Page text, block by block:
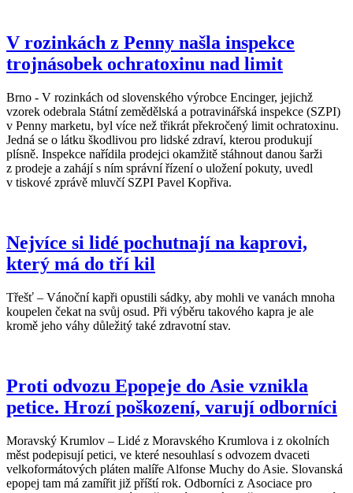
V rozinkách z Penny našla inspekce
trojnásobek ochratoxinu nad limit
Brno - V rozinkách od slovenského výrobce Encinger, jejichž
vzorek odebrala Státní zemědělská a potravinářská inspekce (SZPI)
v Penny marketu, byl více než třikrát překročený limit ochratoxinu.
Jedná se o látku škodlivou pro lidské zdraví, kterou produkují
plísně. Inspekce nařídila prodejci okamžitě stáhnout danou šarži
z prodeje a zahájí s ním správní řízení o uložení pokuty, uvedl
v tiskové zprávě mluvčí SZPI Pavel Kopřiva.
Nejvíce si lidé pochutnají na kaprovi,
který má do tří kil
Třešť – Vánoční kapři opustili sádky, aby mohli ve vanách mnoha
koupelen čekat na svůj osud. Při výběru takového kapra je ale
kromě jeho váhy důležitý také zdravotní stav.
Proti odvozu Epopeje do Asie vznikla
petice. Hrozí poškození, varují odborníci
Moravský Krumlov – Lidé z Moravského Krumlova i z okolních
měst podepisují petici, ve které nesouhlasí s odvozem dvaceti
velkoformátových pláten malíře Alfonse Muchy do Asie. Slovanská
epopej tam má zamířit již příští rok. Odborníci z Asociace pro